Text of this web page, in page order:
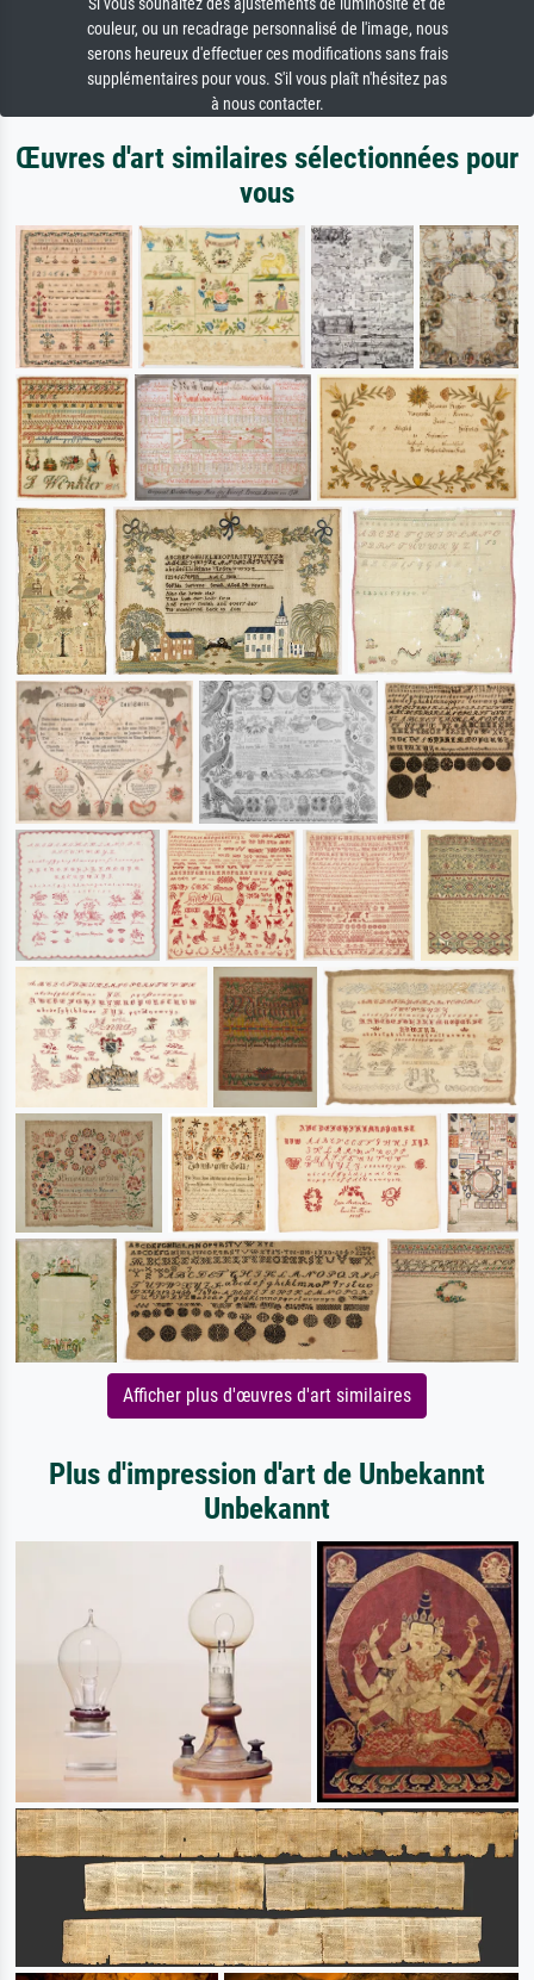
couleur, ou un recadrage personnalisé de l'image, nous
serons heureux d'effectuer ces modifications sans frais
supplémentaires pour vous. S'il vous plaît n'hésitez pas
à nous contacter.
Œuvres d'art similaires sélectionnées pour
vous
Afficher plus d'œuvres d'art similaires
Plus d'impression d'art de Unbekannt
Unbekannt